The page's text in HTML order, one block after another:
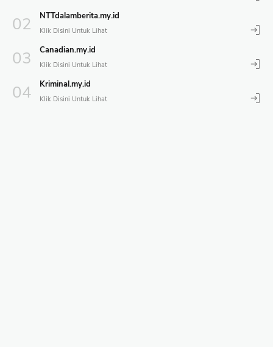
NTTdalamberita.my.id
Canadian.my.id
Kriminal.my.id